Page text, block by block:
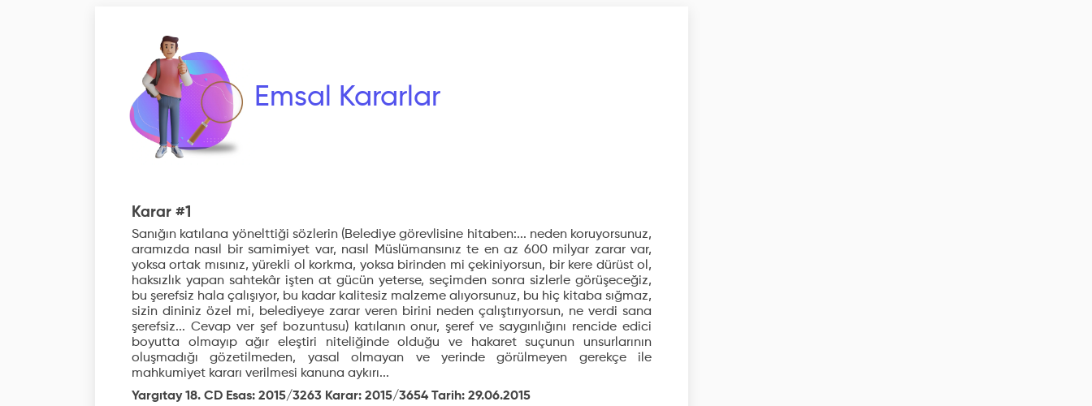
Emsal Kararlar
Karar #1
Sanığın katılana yönelttiği sözlerin (Belediye görevlisine hitaben:... neden koruyorsunuz,
aramızda nasıl bir samimiyet var, nasıl Müslümansınız te en az 600 milyar zarar var,
yoksa ortak mısınız, yürekli ol korkma, yoksa birinden mi çekiniyorsun, bir kere dürüst ol,
haksızlık yapan sahtekâr işten at gücün yeterse, seçimden sonra sizlerle görüşeceğiz,
bu şerefsiz hala çalışıyor, bu kadar kalitesiz malzeme alıyorsunuz, bu hiç kitaba sığmaz,
sizin dininiz özel mi, belediyeye zarar veren birini neden çalıştırıyorsun, ne verdi sana
şerefsiz... Cevap ver şef bozuntusu) katılanın onur, şeref ve saygınlığını rencide edici
boyutta olmayıp ağır eleştiri niteliğinde olduğu ve hakaret suçunun unsurlarının
oluşmadığı gözetilmeden, yasal olmayan ve yerinde görülmeyen gerekçe ile
mahkumiyet kararı verilmesi kanuna aykırı...
Yargıtay 18. CD Esas: 2015/3263 Karar: 2015/3654 Tarih: 29.06.2015